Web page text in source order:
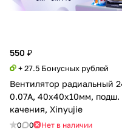
550 ₽
+ 27.5 Бонусных рублей
Вентилятор радиальный
0.07А, 40х40х10мм, подш.
качения, Xinyujie
0 0 Нет в наличии